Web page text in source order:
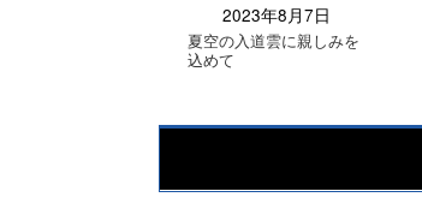
2023年8月7日
夏空の入道雲に親しみを
込めて